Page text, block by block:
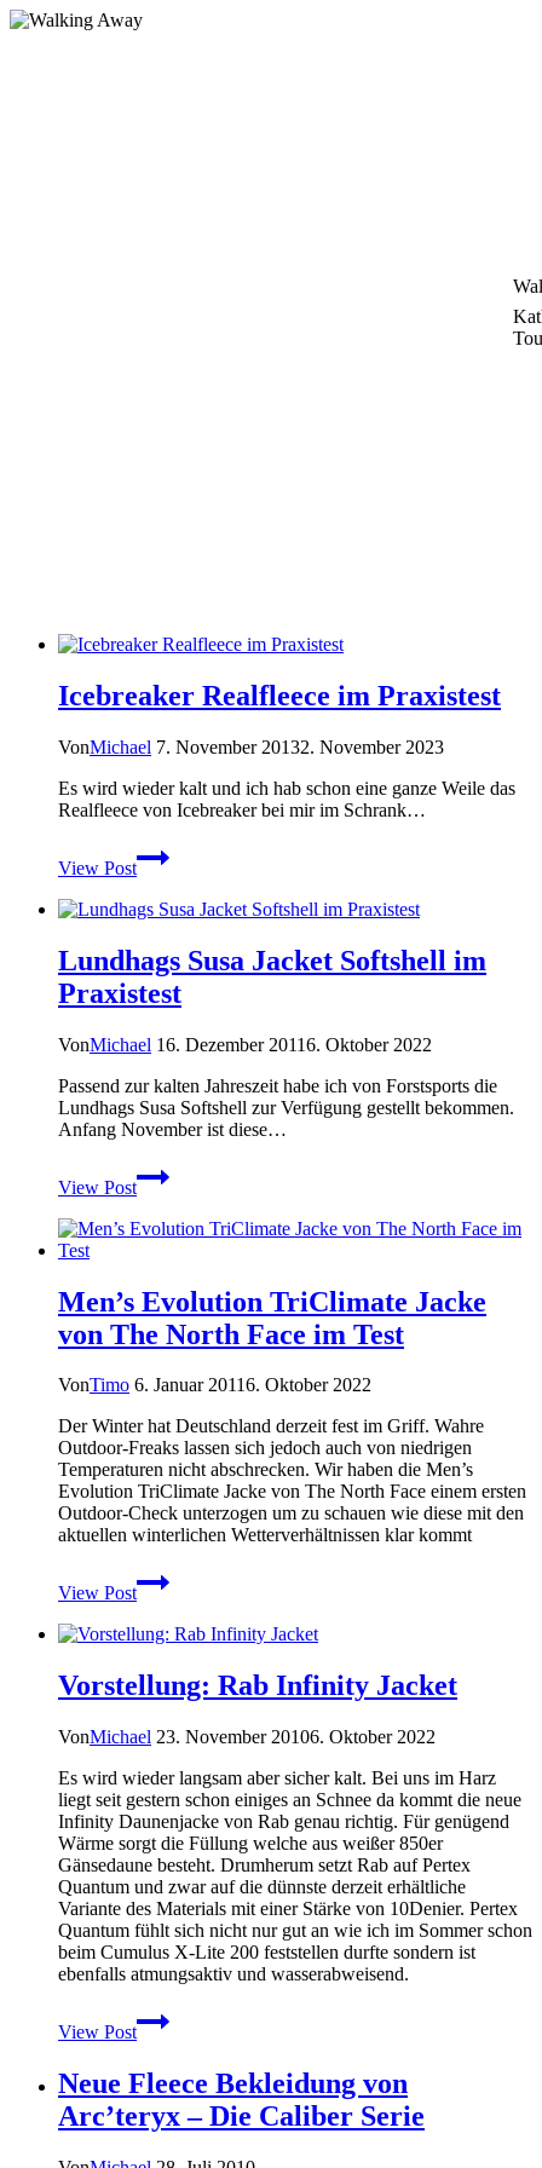
Zum
Icebreaker Realfleece im Praxistest
VonMichael 7. November 20132. November 2023
Es wird wieder kalt und ich hab schon eine ganze Weile das
Realfleece von Icebreaker bei mir im Schrank…
View Post
Icebreaker
Realfleece
Praxistest
Lundhags Susa Jacket Softshell im
Praxistest
VonMichael 16. Dezember 20116. Oktober 2022
Passend zur kalten Jahreszeit habe ich von Forstsports die
Lundhags Susa Softshell zur Verfügung gestellt bekommen.
Anfang November ist diese…
View Post
Lundhags
Susa
Softshell
Men’s Evolution TriClimate Jacke
von The North Face im Test
VonTimo 6. Januar 20116. Oktober 2022
Der Winter hat Deutschland derzeit fest im Griff. Wahre
Outdoor-Freaks lassen sich jedoch auch von niedrigen
Temperaturen nicht abschrecken. Wir haben die Men’s
Evolution TriClimate Jacke von The North Face einem ersten
Outdoor-Check unterzogen um zu schauen wie diese mit den
aktuellen winterlichen Wetterverhältnissen klar kommt
View Post
Men’s
Evolution
Jacke
The
North
Face
im
Test
Vorstellung: Rab Infinity Jacket
VonMichael 23. November 20106. Oktober 2022
Es wird wieder langsam aber sicher kalt. Bei uns im Harz
liegt seit gestern schon einiges an Schnee da kommt die neue
Infinity Daunenjacke von Rab genau richtig. Für genügend
Wärme sorgt die Füllung welche aus weißer 850er
Gänsedaune besteht. Drumherum setzt Rab auf Pertex
Quantum und zwar auf die dünnste derzeit erhältliche
Variante des Materials mit einer Stärke von 10Denier. Pertex
Quantum fühlt sich nicht nur gut an wie ich im Sommer schon
beim Cumulus X-Lite 200 feststellen durfte sondern ist
ebenfalls atmungsaktiv und wasserabweisend.
View Post
Vorstellung:
Rab
Jacket
Neue Fleece Bekleidung von
Arc’teryx – Die Caliber Serie